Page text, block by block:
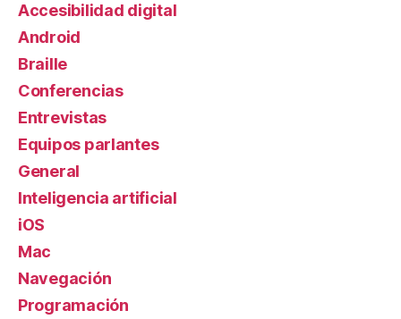
Accesibilidad digital
Android
Braille
Conferencias
Entrevistas
Equipos parlantes
General
Inteligencia artificial
iOS
Mac
Navegación
Programación